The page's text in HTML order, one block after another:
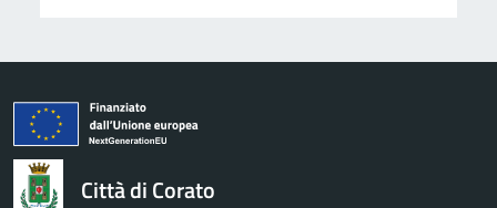
logo Unione Europea
Città di Corato